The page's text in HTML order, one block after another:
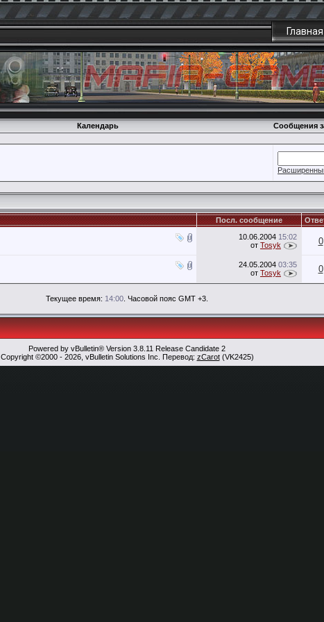
Главная
Календарь Сообщения
Посл. сообщение
10.06.2004 15:02
от Tosyk 0
24.05.2004 03:35
от Tosyk 0
Текущее время: 14:00 . Часовой пояс GMT +3.
Powered by vBulletin® Version 3.8.11 Release Candidate 2
Copyright ©2000 - 2026, vBulletin Solutions Inc. Перевод: zCarot(VK2425)